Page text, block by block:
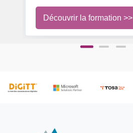
Découvrir la formation >>